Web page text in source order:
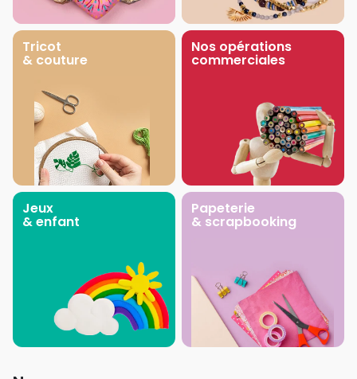
Tricot
& couture
Nos opérations
commerciales
Jeux
& enfant
Papeterie
& scrapbooking